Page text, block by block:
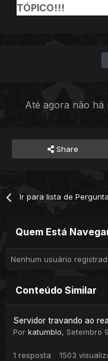
TÓPICO!!!
Até agora não há
Share
Ir para lista de
Quem Está
Nenhum usuário
Conteúdo Similar
Servidor travando ao
Por katumblo, Setembro
1 resposta 1503